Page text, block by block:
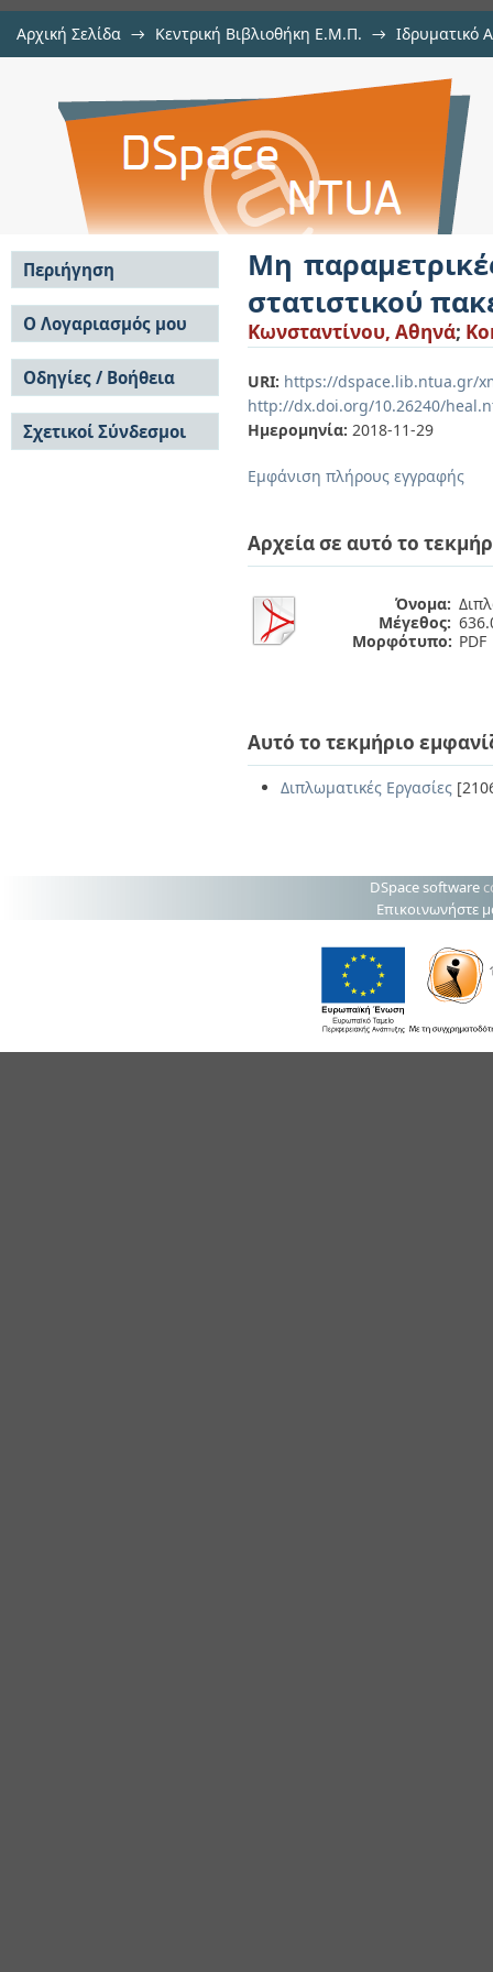
Αρχική Σελίδα → Κεντρική Βιβλιοθήκη Ε.Μ.Π. → Ιδρυματικό
Μη παραμετρικές μέθοδιο
πακέτου της R
Μη
στατιστικού
Κωνσταντίνου, Αθηνά;
URI: https://dspace.lib.ntua.gr/
http://dx.doi.org/10.26240/
Ημερομηνία: 2018-11-29
Εμφάνιση πλήρους εγγραφής
Αρχεία σε αυτό το
Όνομα:
Μέγεθος:
Μορφότυπο: PDF
Αυτό το τεκμήριο
Διπλωματικές Εργασίες
Περιήγηση
Σε όλο το DSpace
Κοινότητες & Συλλογές
Ανά Ημερομηνία
Έκδοσης
Συγγραφείς
Τίτλοι
Θέματα
Ο Λογαριασμός μου
Σύνδεση
Εγγραφή
Οδηγίες / Βοήθεια
Οδηγίες Υποβολής
Οδηγίες Χρήσης ΙΑ
Συχνές Ερωτήσεις
Σχετικοί Σύνδεσμοι
DSpace software
Επικοινωνήστε